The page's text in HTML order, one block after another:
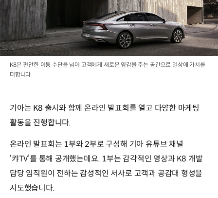
K8은 편안한 이동 수단을 넘어 고객에게 새로운 영감을 주는 공간으로 일상에 가치를
더합니다
기아는 K8 출시와 함께 온라인 발표회를 열고 다양한 마케팅
활동을 진행합니다.
온라인 발표회는 1부와 2부로 구성해 기아 유튜브 채널
‘캬TV’를 통해 공개했는데요. 1부는 감각적인 영상과 K8 개발
담당 임직원이 전하는 감성적인 서사로 고객과 공감대 형성을
시도했습니다.